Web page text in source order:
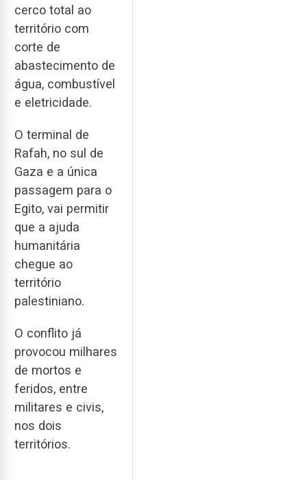
cerco total ao
território com
corte de
abastecimento de
água, combustível
e eletricidade.
O terminal de
Rafah, no sul de
Gaza e a única
passagem para o
Egito, vai permitir
que a ajuda
humanitária
chegue ao
território
palestiniano.
O conflito já
provocou milhares
de mortos e
feridos, entre
militares e civis,
nos dois
territórios.